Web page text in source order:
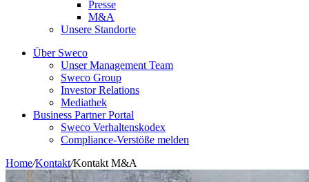
Presse
M&A
Unsere Standorte
Über Sweco
Unser Management Team
Sweco Group
Investor Relations
Mediathek
Business Partner Portal
Sweco Verhaltenskodex
Compliance-Verstöße melden
Home/Kontakt/Kontakt M&A